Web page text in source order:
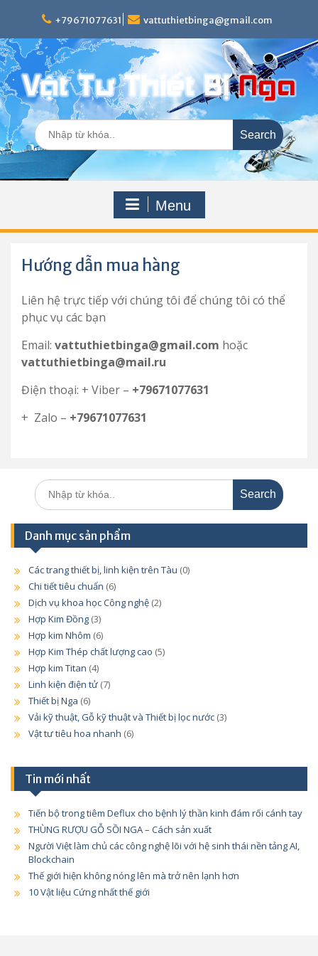
+79671077631 vattuthietbinga@gmail.com
Search
for:
Menu
Hướng dẫn mua hàng
Liên hệ trực tiếp với chúng tôi để chúng tôi có thể
phục vụ các bạn
Email: vattuthietbinga@gmail.com hoặc
vattuthietbinga@mail.ru
Điện thoại: + Viber – +79671077631
+ Zalo – +79671077631
Search
for:
Danh mục sản phẩm
Các trang thiết bị, linh kiện trên Tàu (0)
Chi tiết tiêu chuẩn (6)
Dịch vụ khoa học Công nghệ (2)
Hợp Kim Đồng (3)
Hợp kim Nhôm (6)
Hợp Kim Thép chất lượng cao (5)
Hợp kim Titan (4)
Linh kiện điện tử (7)
Thiết bị Nga (6)
Vải kỹ thuật, Gỗ kỹ thuật và Thiết bị lọc nước (3)
Vật tư tiêu hoa nhanh (6)
Tin mới nhất
Tiến bộ trong tiêm Deflux cho bệnh lý thần kinh đám rối cánh tay
THÙNG RƯỢU GỖ SỒI NGA – Cách sản xuất
Người Việt làm chủ các công nghệ lõi với hệ sinh thái nền tảng AI,
Blockchain
Thế giới hiện không nóng lên mà trở nên lạnh hơn
10 Vật liệu Cứng nhất thế giới